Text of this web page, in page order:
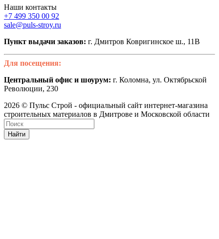
Наши контакты
+7 499 350 00 92
sale@puls-stroy.ru
Пункт выдачи заказов: г. Дмитров Ковригинское ш., 11В
Для посещения:
Центральный офис и шоурум: г. Коломна, ул. Октябрьской
Революции, 230
2026 © Пульс Строй - официальный сайт интернет-магазина
строительных материалов в Дмитрове и Московской области
Найти